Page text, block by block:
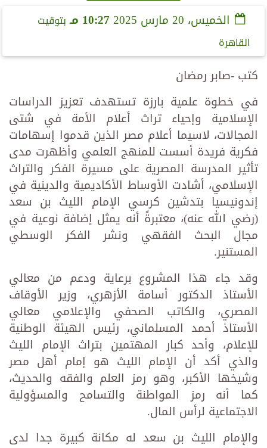
الخميس، 20 مارس 2025 10:27 مـ
بتوقيت
القاهرة
كتب -صابر رمضان
في خطوة علمية بارزة تستهدف تعزيز الدراسات
الإسلامية وإحياء تراث أعلام الأمة في شتى
المجالات، لاسيما أعلام مصر الذين قدموا إسهامات
فكرية فريدة أسست للمنهج العلمي وأظهرت مدى
تأثير المدرسة المصرية على مسيرة الفكر والتراث
الإسلامي، أشادت الأوساط الأكاديمية والدينية في
إندونيسيا بتدشين كرسي الإمام الليث بن سعد
(رضي الله عنه)، معتبرةً أنه يمثل إضافة نوعية في
مجال البحث الفقهي ونشر الفكر الوسطي
المستنير.
وقد جاء هذا المشروع برعاية ودعم من معالي
الأستاذ الدكتور أسامة الأزهري، وزير الأوقاف
المصري، والكاتب الصحفي والإعلامي معالي
الأستاذ أحمد المسلماني، رئيس الهيئة الوطنية
للإعلام، وأحد كبار المهتمين بتراث الإمام الليث
والذي أكد أن الإمام الليث هو إمام أهل مصر
وشيخها الأكبر، وهو رمز العلم والفقه والحديث،
كما أنه رمز المواطنة والتسامح والمسؤولية
الاجتماعية لرأس المال.
والإمام الليث بن سعد له مكانة كبيرة جدا لدى